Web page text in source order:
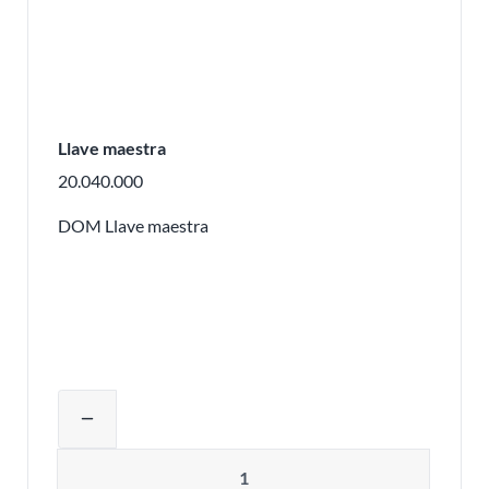
Llave maestra
20.040.000
DOM Llave maestra
remove